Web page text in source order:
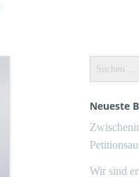
Suchen
Neueste
Wir sind